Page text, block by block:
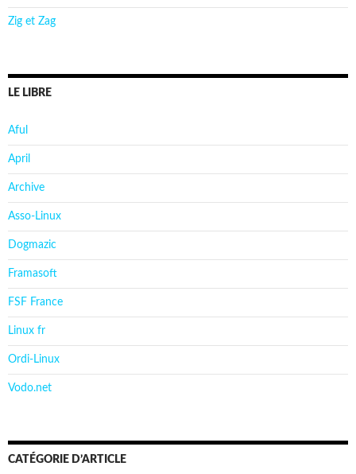
Zig et Zag
LE LIBRE
Aful
April
Archive
Asso-Linux
Dogmazic
Framasoft
FSF France
Linux fr
Ordi-Linux
Vodo.net
CATÉGORIE D’ARTICLE